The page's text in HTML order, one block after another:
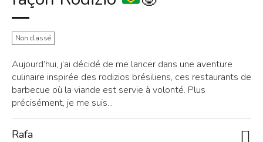
Non classé
Aujourd’hui, j’ai décidé de me lancer dans une aventure
culinaire inspirée des rodizios brésiliens, ces restaurants de
barbecue où la viande est servie à volonté. Plus
précisément, je me suis...
Rafa